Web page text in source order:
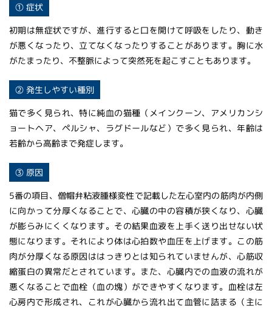
① 症状
初期は無症状ですが、進行すると口を開けて呼吸をしたり、動き
が悪くなったり、立てなくなったりすることがあります。胸に水
がたまったり、不整脈によって突然死を起こすこともあります。
② 発生しやすい種別
猫で多く見られ、特に純血の猫種（メインクーン、アメリカンシ
ョートヘア、ペルシャ、ラグドールなど）で多く見られ、年齢は
若齢から高齢まで発症します。
③ 原因
5番の項目、僧帽弁粘液腫様変性で記載した左心室内の筋肉が内側
に向かって分厚くなることで、心臓の中の容積が狭くなり、心臓
が膨らみにくくなります。その結果血液を上手く送り出せない状
態になります。それにより体は心拍数や血圧を上げます。この筋
肉が分厚くなる原因ははっきりとは知られていませんが、心筋収
縮蛋白の異常だとされています。また、心臓内での血液の流れが
悪くなることで血栓（血の塊）ができやすくなります。血栓は左
心房内で形成され、これが心臓から流れ出て血管に詰まる（主に